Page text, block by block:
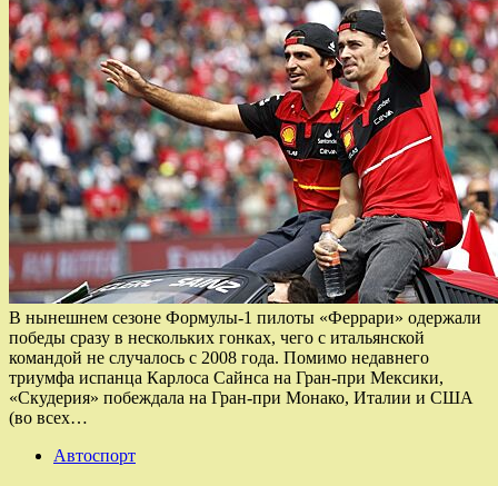
В нынешнем сезоне Формулы-1 пилоты «Феррари» одержали
победы сразу в нескольких гонках, чего с итальянской
командой не случалось с 2008 года. Помимо недавнего
триумфа испанца Карлоса Сайнса на Гран-при Мексики,
«Скудерия» побеждала на Гран-при Монако, Италии и США
(во всех…
Автоспорт